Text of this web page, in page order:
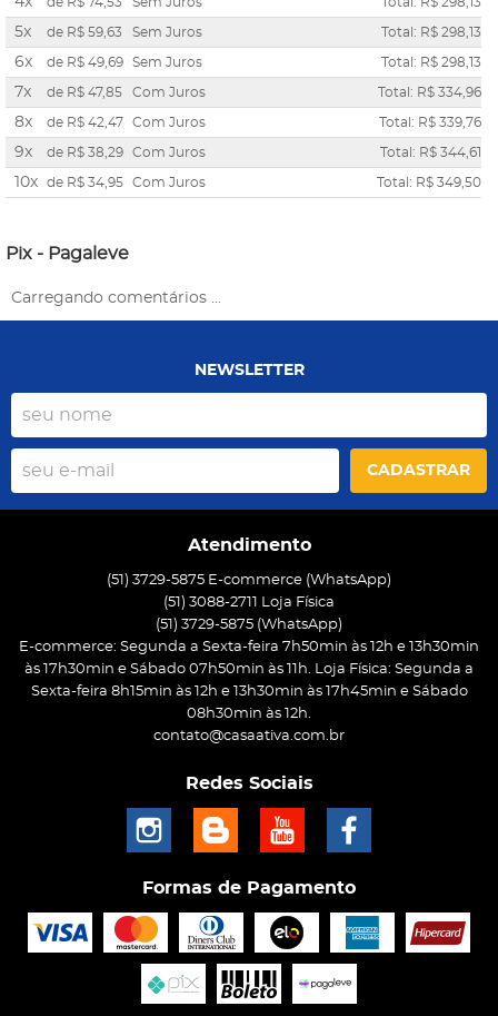
5x de R$ 59,63 Sem Juros Total: R$ 298,13
6x de R$ 49,69 Sem Juros Total: R$ 298,13
7x de R$ 47,85 Com Juros Total: R$ 334,96
8x de R$ 42,47 Com Juros Total: R$ 339,76
9x de R$ 38,29 Com Juros Total: R$ 344,61
10x de R$ 34,95 Com Juros Total: R$ 349,50
Pix - Pagaleve
Carregando comentários ...
NEWSLETTER
CADASTRAR
Atendimento
(51) 3729-5875 E-commerce (WhatsApp)
(51) 3088-2711 Loja Física
(51) 3729-5875 (WhatsApp)
E-commerce: Segunda a Sexta-feira 7h50min às 12h e 13h30min
às 17h30min e Sábado 07h50min às 11h. Loja Física: Segunda a
Sexta-feira 8h15min às 12h e 13h30min às 17h45min e Sábado
08h30min às 12h.
contato@casaativa.com.br
Redes Sociais
Formas de Pagamento